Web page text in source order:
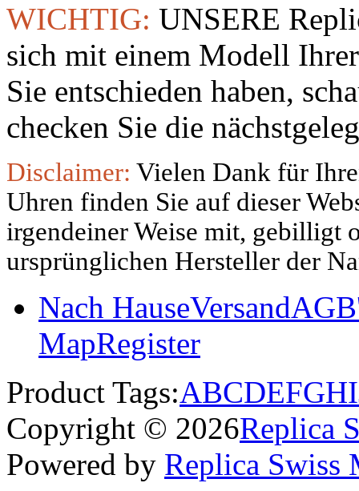
WICHTIG: UNSERE
sich mit einem Modell
Sie entschieden haben,
checken Sie die
Disclaimer: Vielen Dank für
Uhren finden Sie auf dieser
irgendeiner Weise mit, gebilligt
ursprünglichen Hersteller der
Nach HauseVersand
MapRegister
Product Tags:ABCDEFGHI
Copyright © 2026Replica
Powered by Replica Swiss